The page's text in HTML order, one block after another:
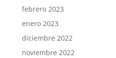
febrero 2023
enero 2023
diciembre 2022
noviembre 2022